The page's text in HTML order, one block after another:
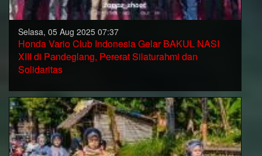
Selasa, 05 Aug 2025 07:37
Honda Vario Club Indonesia Gelar BAKUL NASI
XIII di Pandeglang, Pererat Silaturahmi dan
Solidaritas